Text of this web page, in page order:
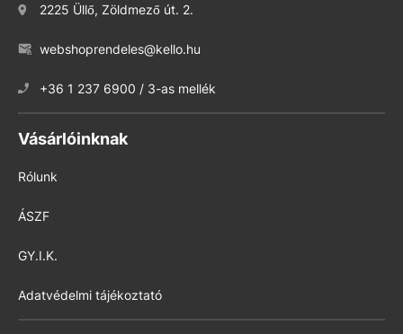
2225 Üllő, Zöldmező út. 2.
webshoprendeles@kello.hu
+36 1 237 6900 / 3-as mellék
Vásárlóinknak
Rólunk
ÁSZF
GY.I.K.
Adatvédelmi tájékoztató